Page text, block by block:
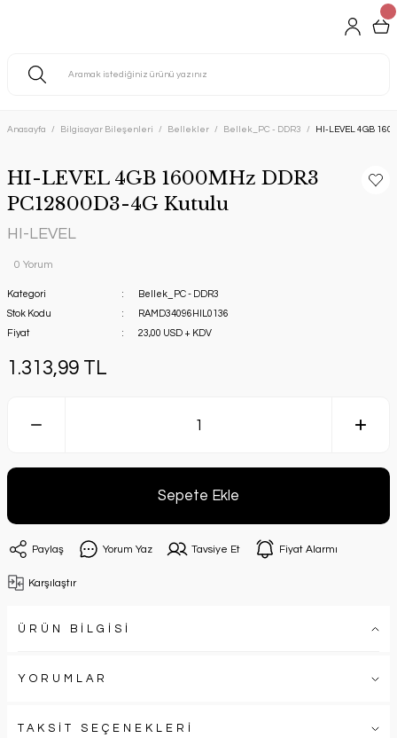
Anasayfa Bilgisayar Bileşenleri Bellekler Bellek_PC - DDR3 HI-LEVEL 4GB
HI-LEVEL 4GB 1600MHz DDR3
PC12800D3-4G Kutulu
HI-LEVEL
0 Yorum
Kategori
Bellek_PC - DDR3
Stok Kodu
RAMD34096HIL0136
Fiyat
23,00 USD + KDV
1.313,99 TL
Sepete Ekle
Paylaş Yorum Yaz Tavsiye Et Fiyat Alarmı
Karşılaştır
ÜRÜN BİLGİSİ
YORUMLAR
TAKSİT SEÇENEKLERİ